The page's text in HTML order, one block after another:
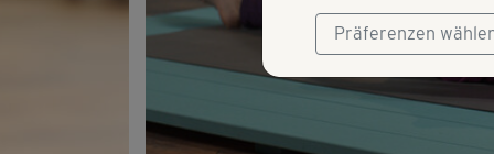
Präferenzen